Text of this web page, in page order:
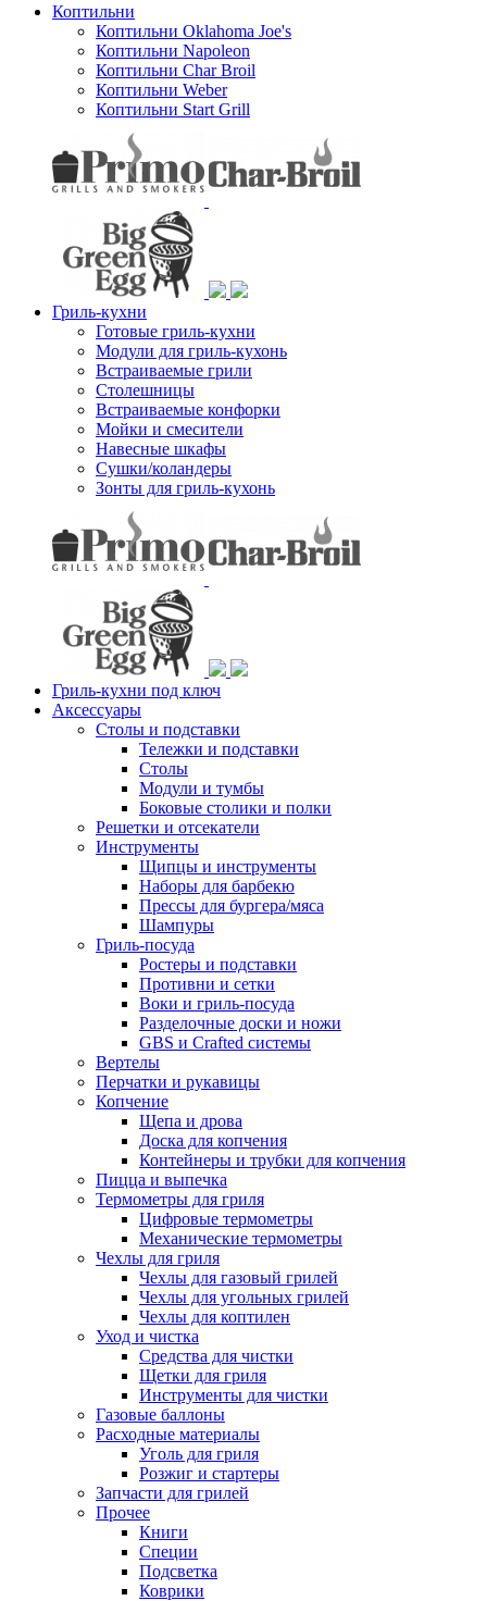
Коптильни
Коптильни Oklahoma Joe's
Коптильни Napoleon
Коптильни Char Broil
Коптильни Weber
Коптильни Start Grill
Гриль-кухни
Готовые гриль-кухни
Модули для гриль-кухонь
Встраиваемые грили
Столешницы
Встраиваемые конфорки
Мойки и смесители
Навесные шкафы
Сушки/коландеры
Зонты для гриль-кухонь
Гриль-кухни под ключ
Аксессуары
Столы и подставки
Тележки и подставки
Столы
Модули и тумбы
Боковые столики и полки
Решетки и отсекатели
Инструменты
Щипцы и инструменты
Наборы для барбекю
Прессы для бургера/мяса
Шампуры
Гриль-посуда
Ростеры и подставки
Противни и сетки
Воки и гриль-посуда
Разделочные доски и ножи
GBS и Crafted системы
Вертелы
Перчатки и рукавицы
Копчение
Щепа и дрова
Доска для копчения
Контейнеры и трубки для копчения
Пицца и выпечка
Термометры для гриля
Цифровые термометры
Механические термометры
Чехлы для гриля
Чехлы для газовый грилей
Чехлы для угольных грилей
Чехлы для коптилен
Уход и чистка
Средства для чистки
Щетки для гриля
Инструменты для чистки
Газовые баллоны
Расходные материалы
Уголь для гриля
Розжиг и стартеры
Запчасти для грилей
Прочее
Книги
Специи
Подсветка
Коврики